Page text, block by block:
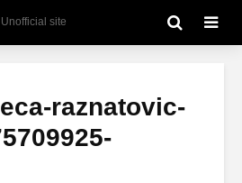
Unofficial site
raznatovic-